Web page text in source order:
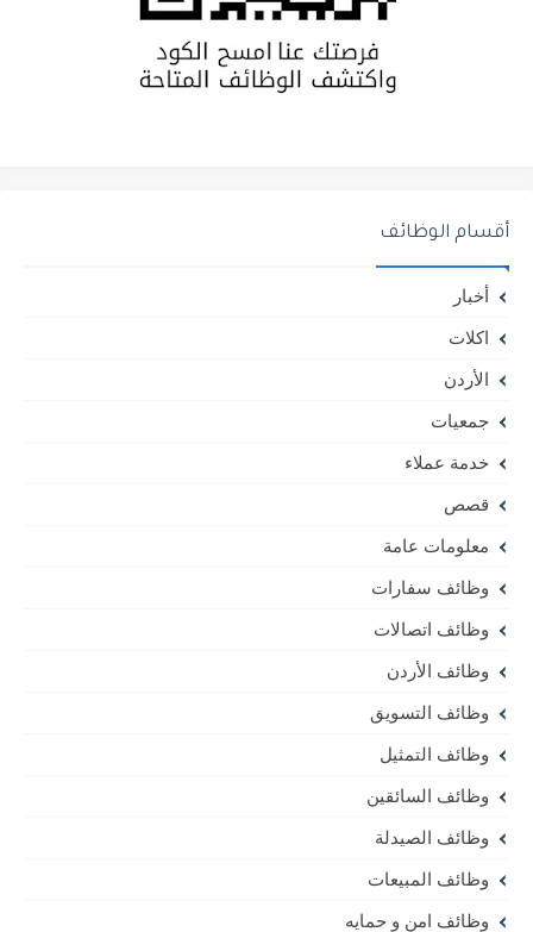
أقسام الوظائف
أخبار
اكلات
الأردن
جمعيات
خدمة عملاء
قصص
معلومات عامة
وظائف سفارات
وظائف اتصالات
وظائف الأردن
وظائف التسويق
وظائف التمثيل
وظائف السائقين
وظائف الصيدلة
وظائف المبيعات
وظائف امن و حمايه